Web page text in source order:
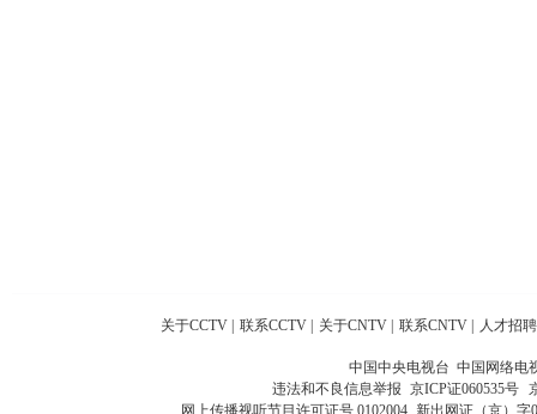
关于CCTV 联系CCTV 关于CNTV 联系CNTV 人才招聘
中国中央电视台 中国网络电
违法和不良信息举报 京ICP证060535号
网上传播视听节目许可证号 0102004 新出网证（京）